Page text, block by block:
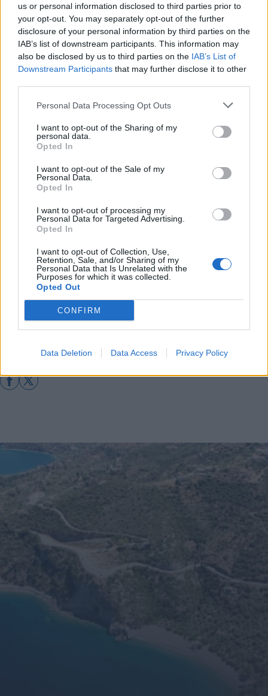
us or personal information disclosed to third parties prior to
your opt-out. You may separately opt-out of the further
disclosure of your personal information by third parties on the
IAB’s list of downstream participants. This information may
also be disclosed by us to third parties on the IAB’s List of
Downstream Participants that may further disclose it to other
Personal Data Processing Opt Outs
I want to opt-out of the Sharing of my
personal data.
Opted In
I want to opt-out of the Sale of my
Personal Data.
Opted In
I want to opt-out of processing my
Personal Data for Targeted Advertising.
Opted In
I want to opt-out of Collection, Use,
Retention, Sale, and/or Sharing of my
Personal Data that Is Unrelated with the
Purposes for which it was collected.
Opted Out
CONFIRM
Data Deletion Data Access Privacy Policy
Διάβασε σχετικά
Ο "χάρτης" των πληρωμών από e-ΕΦΚΑ, ΔΥΠΑ
e-ΕΦΚΑ – ΔΥΠΑ: Ο «χάρτης» των πληρωμών
από τις 13 έως τις 17 Οκτωβρίου
Επίδομα θέρμανσης: Πάνω από μισό
Τα συνηθισμένα λάθη που κοστίζουν
Αναβολή για το Ψηφιακό Δελτίο Αποστολής -
Tο 2026 η β΄ φάση εφαρμογής
Το ΙΒΑΝ «ανοίγει» τον δρόμο για την
όσοι κινδυνεύουν να μείνουν εκτός
Διάβασε περισσότερα